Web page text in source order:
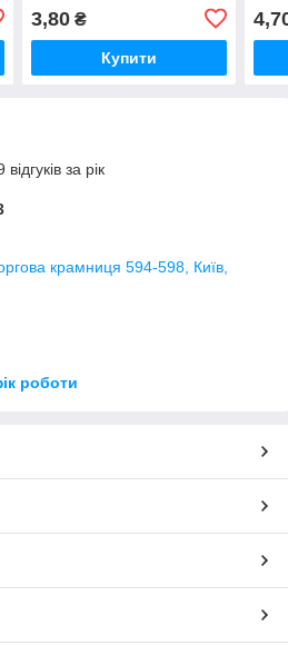
3,80₴
Купити
за рік
крамниця 594-598, Київ,
роботи